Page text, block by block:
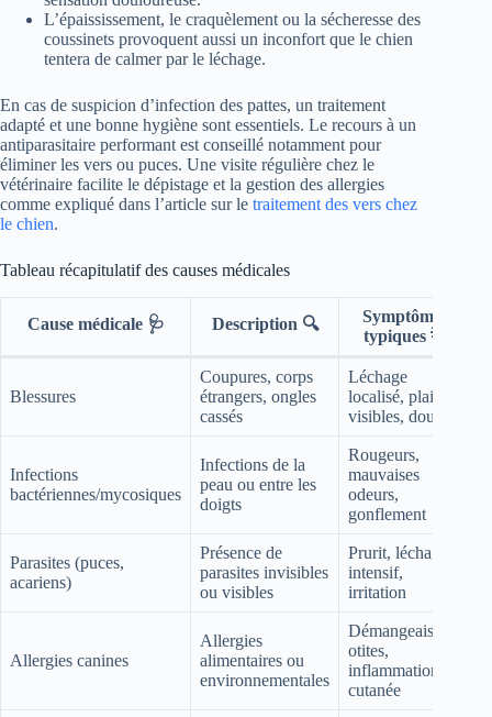
L’épaississement, le craquèlement ou la sécheresse des
coussinets provoquent aussi un inconfort que le chien
tentera de calmer par le léchage.
En cas de suspicion d’infection des pattes, un traitement
adapté et une bonne hygiène sont essentiels. Le recours à un
antiparasitaire performant est conseillé notamment pour
éliminer les vers ou puces. Une visite régulière chez le
vétérinaire facilite le dépistage et la gestion des allergies
comme expliqué dans l’article sur le traitement des vers chez
le chien.
Tableau récapitulatif des causes médicales
Cause médicale 🩺 Description 🔍
Symptômes
typiques 💡
Blessures
Coupures, corps
étrangers, ongles
cassés
Léchage
localisé, plaies
visibles, douleur
Infections
bactériennes/mycosiques
Infections de la
peau ou entre les
doigts
Rougeurs,
mauvaises
odeurs,
gonflement
Parasites (puces,
acariens)
Présence de
parasites invisibles
ou visibles
Prurit, léchage
intensif,
irritation
Allergies canines
Allergies
alimentaires ou
environnementales
Démangeaisons,
otites,
inflammation
cutanée